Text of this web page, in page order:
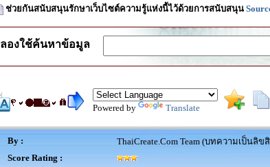
ช่วยกันสนับสนุนรักษาเว็บไซต์ความรู้แห่งนี้ไว้ด้วยการสนับสนุน
ลองใช้ค้นหาข้อมูล
Powered by Translate
By :
ThaiCreate.Com Team (บทความเป็น
Score Rating :